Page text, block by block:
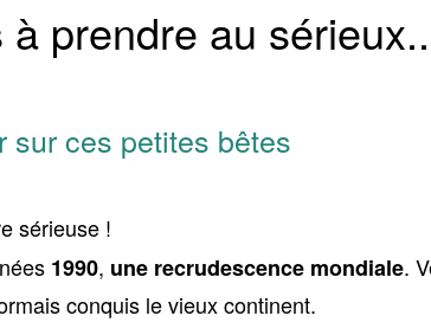
prendre au
sur ces petites bêtes
sérieuse !
1990, une recrudescence mondiale.
conquis le vieux continent.